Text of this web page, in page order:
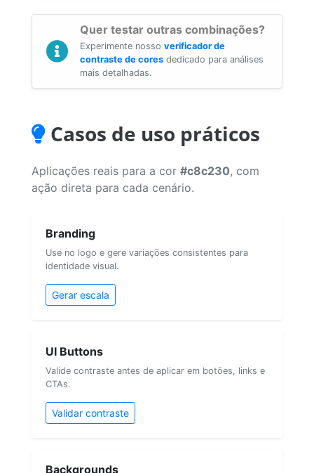
Quer testar outras combinações?
Experimente nosso verificador de
contraste de cores dedicado para análises
mais detalhadas.
Casos de uso práticos
Aplicações reais para a cor #c8c230, com
ação direta para cada cenário.
Branding
Use no logo e gere variações consistentes para
identidade visual.
Gerar escala
UI Buttons
Valide contraste antes de aplicar em botões, links e
CTAs.
Validar contraste
Backgrounds